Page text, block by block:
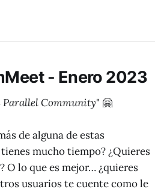
- Enero 2023
Parallel Community" 🤗
de alguna de estas
mucho tiempo? ¿Quieres
O lo que es mejor… ¿quieres
usuarios te cuente como le